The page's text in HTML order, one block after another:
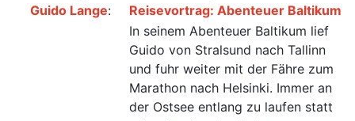
Guido Lange:
Reisevortrag: Abenteuer Baltikum
In seinem Abenteuer Baltikum lief
Guido von Stralsund nach Tallinn
und fuhr weiter mit der Fähre zum
Marathon nach Helsinki. Immer an
der Ostsee entlang zu laufen statt